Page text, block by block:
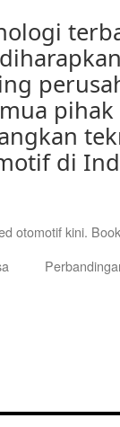
di
otomotif kini.